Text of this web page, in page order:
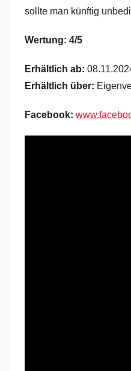
sollte man künftig
Wertung: 4/5
Erhältlich ab:
Erhältlich über:
Facebook: